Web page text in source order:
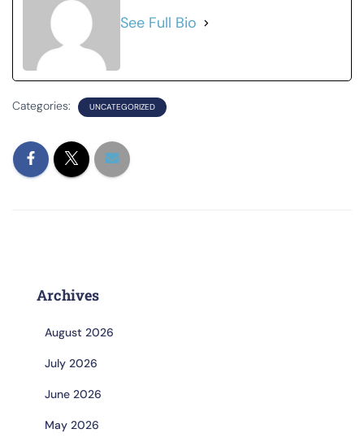
See Full Bio
Categories: UNCATEGORIZED
Archives
August 2026
July 2026
June 2026
May 2026